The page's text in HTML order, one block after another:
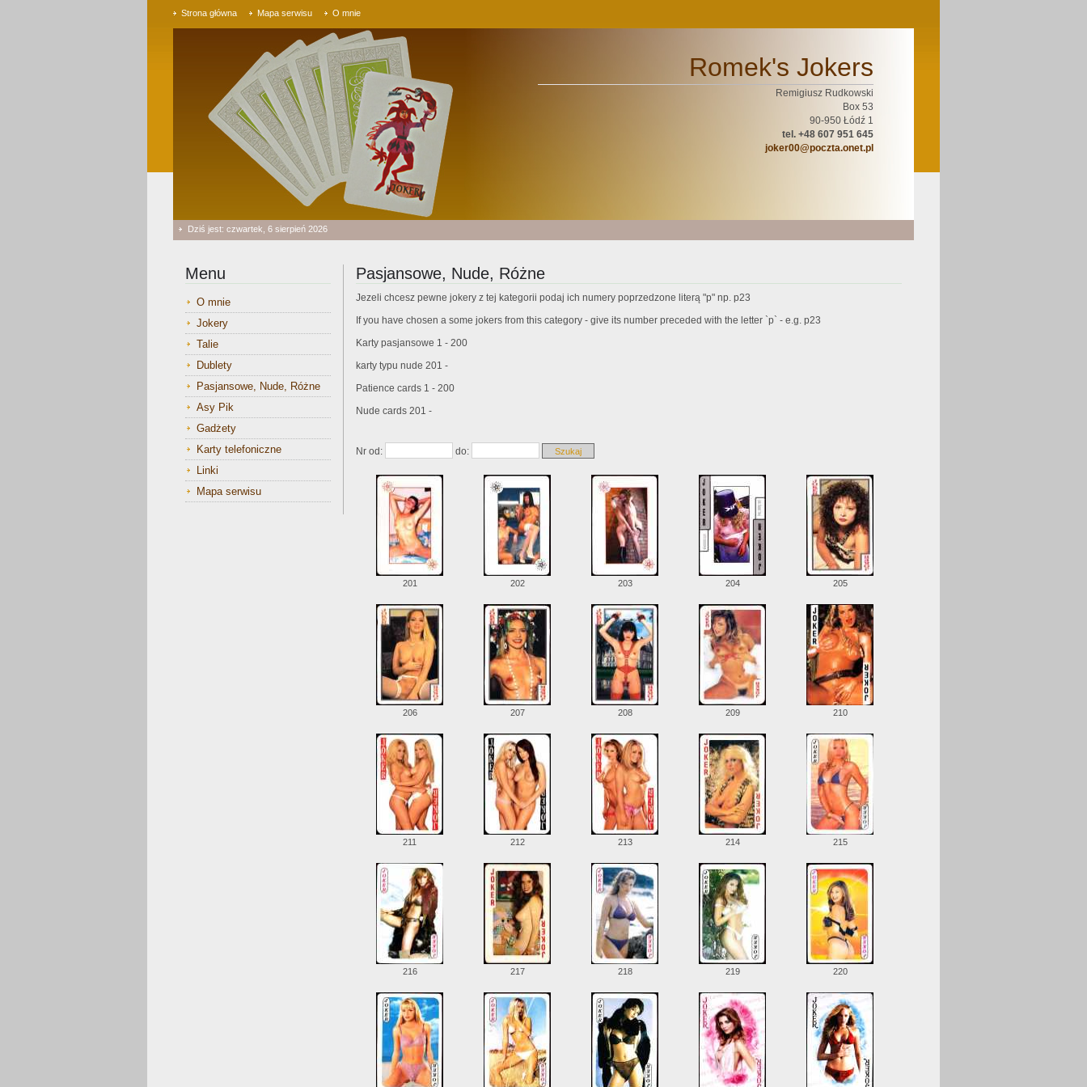
Strona główna Mapa serwisu O mnie
Romek's Jokers
Remigiusz Rudkowski
Box 53
90-950 Łódź 1
tel. +48 607 951 645
joker00@poczta.onet.pl
Dziś jest: czwartek, 6 sierpień 2026
Menu
O mnie
Jokery
Talie
Dublety
Pasjansowe, Nude, Różne
Asy Pik
Gadżety
Karty telefoniczne
Linki
Mapa serwisu
Pasjansowe, Nude, Różne
Jezeli chcesz pewne jokery z tej kategorii podaj ich numery poprzedzone literą "p" np. p23
If you have chosen a some jokers from this category - give its number preceded with the letter `p` - e.g. p23
Karty pasjansowe 1 - 200
karty typu nude 201 -
Patience cards 1 - 200
Nude cards 201 -
Nr od: do:
201 202 203 204 205
206 207 208 209 210
211 212 213 214 215
216 217 218 219 220